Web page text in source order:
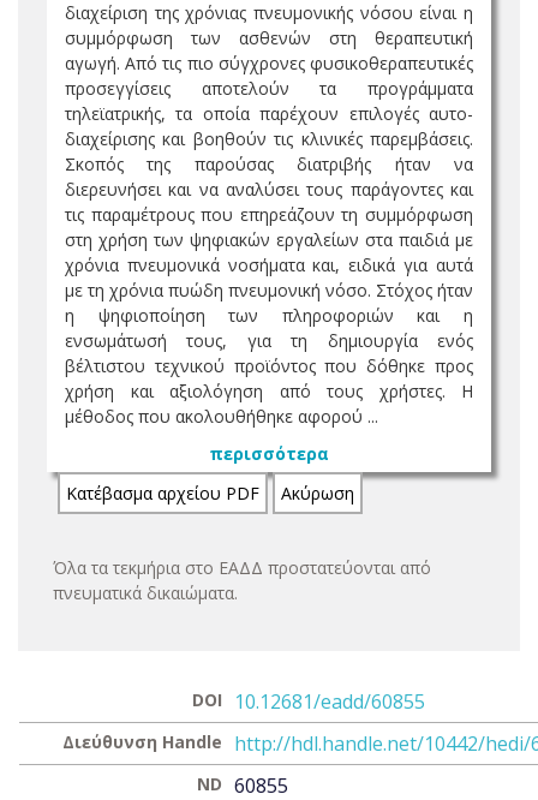
διαχείριση της χρόνιας πνευμονικής νόσου είναι η
συμμόρφωση των ασθενών στη θεραπευτική
αγωγή. Από τις πιο σύγχρονες φυσικοθεραπευτικές
προσεγγίσεις αποτελούν τα προγράμματα
τηλεϊατρικής, τα οποία παρέχουν επιλογές αυτο-
διαχείρισης και βοηθούν τις κλινικές παρεμβάσεις.
Σκοπός της παρούσας διατριβής ήταν να
διερευνήσει και να αναλύσει τους παράγοντες και
τις παραμέτρους που επηρεάζουν τη συμμόρφωση
στη χρήση των ψηφιακών εργαλείων στα παιδιά με
χρόνια πνευμονικά νοσήματα και, ειδικά για αυτά
με τη χρόνια πυώδη πνευμονική νόσο. Στόχος ήταν
η ψηφιοποίηση των πληροφοριών και η
ενσωμάτωσή τους, για τη δημιουργία ενός
βέλτιστου τεχνικού προϊόντος που δόθηκε προς
χρήση και αξιολόγηση από τους χρήστες. Η
μέθοδος που ακολουθήθηκε αφορού ...
περισσότερα
Κατέβασμα αρχείου PDF
Όλα τα τεκμήρια στο ΕΑΔΔ προστατεύονται από
πνευματικά δικαιώματα.
DOI 10.12681/eadd/60855
Διεύθυνση Handle http://hdl.handle.net/10442/hedi/
ND 60855